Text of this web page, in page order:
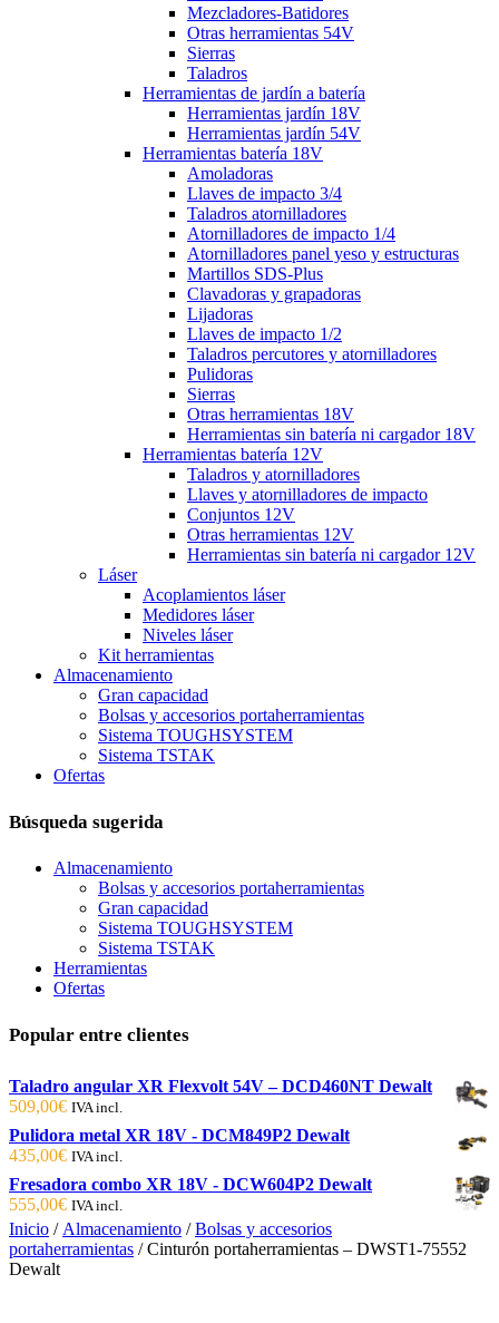
Mezcladores-Batidores
Otras herramientas 54V
Sierras
Taladros
Herramientas de jardín a batería
Herramientas jardín 18V
Herramientas jardín 54V
Herramientas batería 18V
Amoladoras
Llaves de impacto 3/4
Taladros atornilladores
Atornilladores de impacto 1/4
Atornilladores panel yeso y estructuras
Martillos SDS-Plus
Clavadoras y grapadoras
Lijadoras
Llaves de impacto 1/2
Taladros percutores y atornilladores
Pulidoras
Sierras
Otras herramientas 18V
Herramientas sin batería ni cargador 18V
Herramientas batería 12V
Taladros y atornilladores
Llaves y atornilladores de impacto
Conjuntos 12V
Otras herramientas 12V
Herramientas sin batería ni cargador 12V
Láser
Acoplamientos láser
Medidores láser
Niveles láser
Kit herramientas
Almacenamiento
Gran capacidad
Bolsas y accesorios portaherramientas
Sistema TOUGHSYSTEM
Sistema TSTAK
Ofertas
Búsqueda sugerida
Almacenamiento
Bolsas y accesorios portaherramientas
Gran capacidad
Sistema TOUGHSYSTEM
Sistema TSTAK
Herramientas
Ofertas
Popular entre clientes
Taladro angular XR Flexvolt 54V – DCD460NT Dewalt
509,00€ IVA incl.
Pulidora metal XR 18V - DCM849P2 Dewalt
435,00€ IVA incl.
Fresadora combo XR 18V - DCW604P2 Dewalt
555,00€ IVA incl.
Inicio / Almacenamiento /Bolsas y accesorios
portaherramientas / Cinturón portaherramientas – DWST1-75552
Dewalt